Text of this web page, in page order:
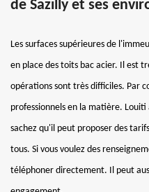
de Sazilly et ses
Les surfaces supérieures de
en place des toits bac acier. Il est
opérations sont très difficiles. Par
professionnels en la matière.
sachez qu'il peut proposer des
tous. Si vous voulez des
téléphoner directement. Il peut